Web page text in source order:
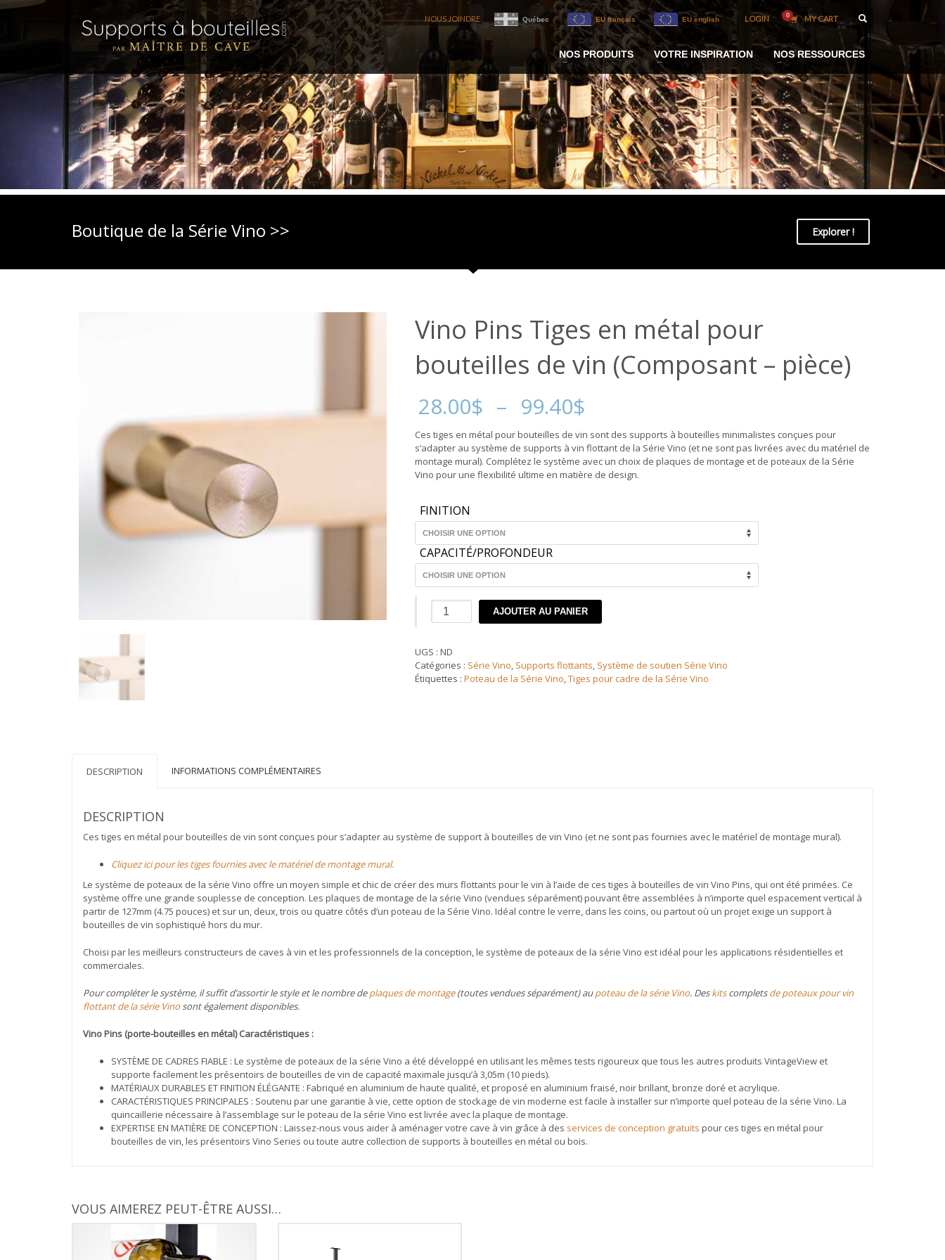
NOUS JOINDRE Québec EU français EU english LOGIN MY CART
NOS PRODUITS VOTRE INSPIRATION NOS RESSOURCES
Boutique de la Série Vino >> Explorer !
Vino Pins Tiges en métal pour
bouteilles de vin (Composant – pièce)
28.00$ – 99.40$
prix :
28.00$
à
99.40$
Ces tiges en métal pour bouteilles de vin sont des supports à bouteilles minimalistes conçues pour
s’adapter au système de supports à vin flottant de la Série Vino (et ne sont pas livrées avec du matériel de
montage mural). Complétez le système avec un choix de plaques de montage et de poteaux de la Série
Vino pour une flexibilité ultime en matière de design.
FINITION
CAPACITÉ/PROFONDEUR
quantité
Tiges
en
métal
AJOUTER AU PANIER
UGS : ND
Catégories : Série Vino, Supports flottants, Système de soutien Série Vino
Étiquettes : Poteau de la Série Vino,Tiges pour cadre de la Série Vino
DESCRIPTION INFORMATIONS COMPLÉMENTAIRES
DESCRIPTION
Ces tiges en métal pour bouteilles de vin sont conçues pour s’adapter au système de support à bouteilles de vin Vino (et ne sont pas fournies avec le matériel de montage mural).
Cliquez ici pour les tiges fournies avec le matériel de montage mural.
Le système de poteaux de la série Vino offre un moyen simple et chic de créer des murs flottants pour le vin à l’aide de ces tiges à bouteilles de vin Vino Pins, qui ont été primées. Ce
système offre une grande souplesse de conception. Les plaques de montage de la série Vino (vendues séparément) pouvant être assemblées à n’importe quel espacement vertical à
partir de 127mm (4.75 pouces) et sur un, deux, trois ou quatre côtés d’un poteau de la Série Vino. Idéal contre le verre, dans les coins, ou partout où un projet exige un support à
bouteilles de vin sophistiqué hors du mur.
Choisi par les meilleurs constructeurs de caves à vin et les professionnels de la conception, le système de poteaux de la série Vino est idéal pour les applications résidentielles et
commerciales.
Pour compléter le système, il suffit d’assortir le style et le nombre deplaques de montage(toutes vendues séparément) aupoteau de la série Vino. Deskitscompletsde poteaux pour vin
flottant de la série Vino sont également disponibles.
Vino Pins (porte-bouteilles en métal) Caractéristiques :
SYSTÈME DE CADRES FIABLE : Le système de poteaux de la série Vino a été développé en utilisant les mêmes tests rigoureux que tous les autres produits VintageView et
supporte facilement les présentoirs de bouteilles de vin de capacité maximale jusqu’à 3,05m (10 pieds).
MATÉRIAUX DURABLES ET FINITION ÉLÉGANTE : Fabriqué en aluminium de haute qualité, et proposé en aluminium fraisé, noir brillant, bronze doré et acrylique.
CARACTÉRISTIQUES PRINCIPALES : Soutenu par une garantie à vie, cette option de stockage de vin moderne est facile à installer sur n’importe quel poteau de la série Vino. La
quincaillerie nécessaire à l’assemblage sur le poteau de la série Vino est livrée avec la plaque de montage.
EXPERTISE EN MATIÈRE DE CONCEPTION : Laissez-nous vous aider à aménager votre cave à vin grâce à des services de conception gratuits pour ces tiges en métal pour
bouteilles de vin, les présentoirs Vino Series ou toute autre collection de supports à bouteilles en métal ou bois.
VOUS AIMEREZ PEUT-ÊTRE AUSSI…